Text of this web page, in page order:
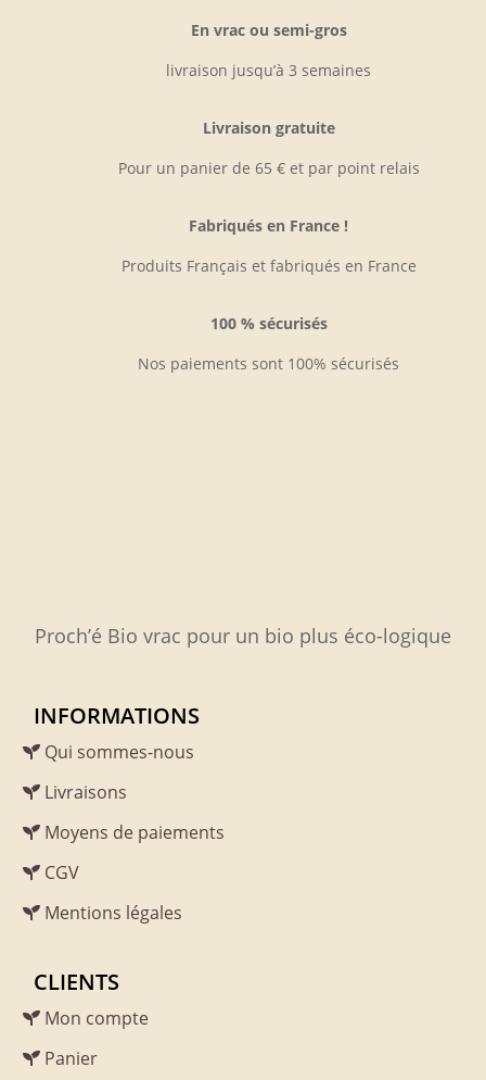
En vrac ou semi-gros
livraison jusqu’à 3 semaines
Livraison gratuite
Pour un panier de 65 € et par point relais
Fabriqués en France !
Produits Français et fabriqués en France
100 % sécurisés
Nos paiements sont 100% sécurisés
Proch’é Bio vrac pour un bio plus éco-logique
INFORMATIONS
Qui sommes-nous
Livraisons
Moyens de paiements
CGV
Mentions légales
CLIENTS
Mon compte
Panier